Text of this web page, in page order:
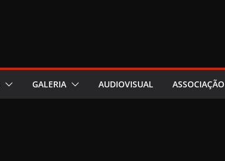
GALERIA AUDIOVISUAL ASSOCIAÇÃO